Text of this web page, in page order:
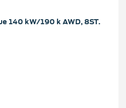
140 kW/190 k AWD, 8ST.